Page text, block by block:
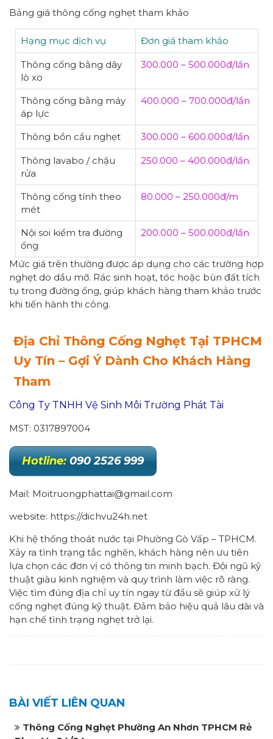
Bảng giá thông cống nghẹt tham khảo
Hạng mục dịch vụ Đơn giá tham khảo
Thông cống bằng dây
lò xo
300.000 – 500.000đ/lần
Thông cống bằng máy
áp lực
400.000 – 700.000đ/lần
Thông bồn cầu nghẹt 300.000 – 600.000đ/lần
Thông lavabo / chậu
rửa
250.000 – 400.000đ/lần
Thông cống tính theo
mét
80.000 – 250.000đ/m
Nội soi kiểm tra đường
ống
200.000 – 500.000đ/lần
Mức giá trên thường được áp dụng cho các trường hợp
nghẹt do dầu mỡ. Rác sinh hoạt, tóc hoặc bùn đất tích
tụ trong đường ống, giúp khách hàng tham khảo trước
khi tiến hành thi công.
Địa Chỉ Thông Cống Nghẹt Tại TPHCM
Uy Tín – Gợi Ý Dành Cho Khách Hàng
Tham
Công Ty TNHH Vệ Sinh Môi Trường Phát Tài
MST: 0317897004
Hotline: 090 2526 999
Mail: Moitruongphattai@gmail.com
website: https://dichvu24h.net
Khi hệ thống thoát nước tại Phường Gò Vấp – TPHCM.
Xảy ra tình trạng tắc nghẽn, khách hàng nên ưu tiên
lựa chọn các đơn vị có thông tin minh bạch. Đội ngũ kỹ
thuật giàu kinh nghiệm và quy trình làm việc rõ ràng.
Việc tìm đúng địa chỉ uy tín ngay từ đầu sẽ giúp xử lý
cống nghẹt đúng kỹ thuật. Đảm bảo hiệu quả lâu dài và
hạn chế tình trạng nghẹt trở lại.
BÀI VIẾT LIÊN QUAN
Thông Cống Nghẹt Phường An Nhơn TPHCM Rẻ